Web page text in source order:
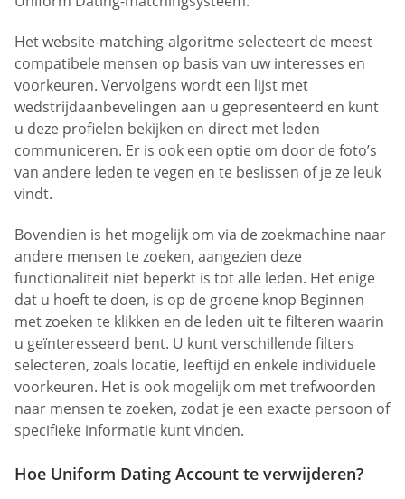
Het website-matching-algoritme selecteert de meest
compatibele mensen op basis van uw interesses en
voorkeuren. Vervolgens wordt een lijst met
wedstrijdaanbevelingen aan u gepresenteerd en kunt
u deze profielen bekijken en direct met leden
communiceren. Er is ook een optie om door de foto’s
van andere leden te vegen en te beslissen of je ze leuk
vindt.
Bovendien is het mogelijk om via de zoekmachine naar
andere mensen te zoeken, aangezien deze
functionaliteit niet beperkt is tot alle leden. Het enige
dat u hoeft te doen, is op de groene knop Beginnen
met zoeken te klikken en de leden uit te filteren waarin
u geïnteresseerd bent. U kunt verschillende filters
selecteren, zoals locatie, leeftijd en enkele individuele
voorkeuren. Het is ook mogelijk om met trefwoorden
naar mensen te zoeken, zodat je een exacte persoon of
specifieke informatie kunt vinden.
Hoe Uniform Dating Account te verwijderen?